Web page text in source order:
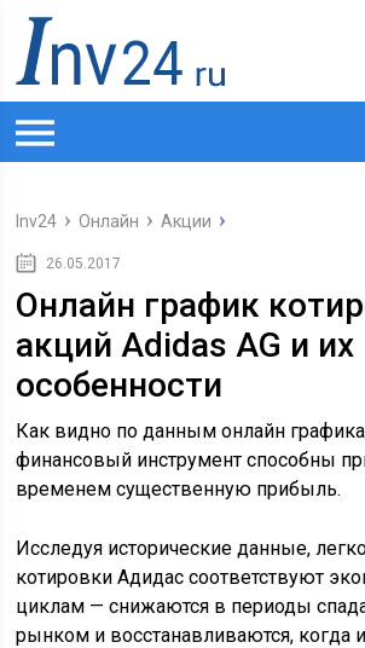
Inv24 Онлайн Акции
26.05.2017
Онлайн график
акций Adidas AG и их
особенности
Как видно по данным онлайн
финансовый инструмент способны
временем существенную прибыль.
Исследуя исторические данные,
котировки Адидас соответствуют
циклам — снижаются в периоды
рынком и восстанавливаются, когда